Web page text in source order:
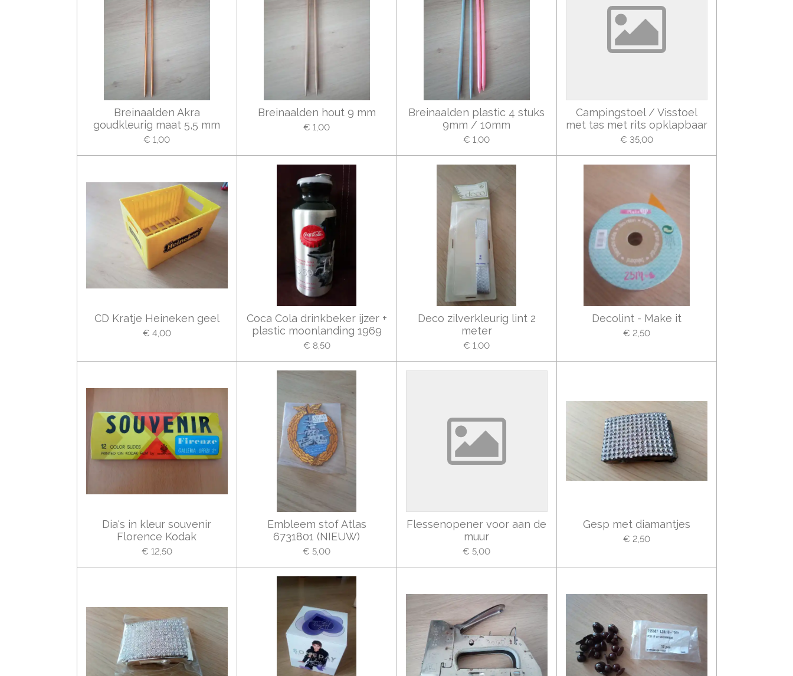
Breinaalden Akra
goudkleurig maat 5,5 mm
€ 1,00
Breinaalden hout 9 mm
€ 1,00
Breinaalden plastic 4 stuks
9mm / 10mm
€ 1,00
Campingstoel / Visstoel
met tas met rits opklapbaar
€ 35,00
CD Kratje Heineken geel
€ 4,00
Coca Cola drinkbeker ijzer +
plastic moonlanding 1969
€ 8,50
Deco zilverkleurig lint 2
meter
€ 1,00
Decolint - Make it
€ 2,50
Dia's in kleur souvenir
Florence Kodak
€ 12,50
Embleem stof Atlas
6731801 (NIEUW)
€ 5,00
Flessenopener voor aan de
muur
€ 5,00
Gesp met diamantjes
€ 2,50